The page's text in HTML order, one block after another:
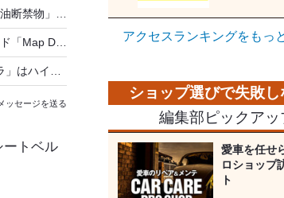
四国初上陸、ゼンリンの地図雑貨ブランド「Map Design GALLERY」…高松オルネに9月14日まで期間限定出店
ッセージを送る
ートベル
アクセスランキングをもっ
編集部ピックアッ
愛車を任せ
ロショップ
ト